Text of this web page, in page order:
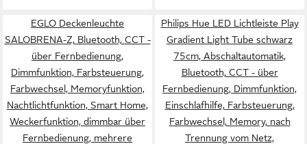
EGLO Deckenleuchte
SALOBRENA-Z, Bluetooth, CCT -
über Fernbedienung,
Dimmfunktion, Farbsteuerung,
Farbwechsel, Memoryfunktion,
Nachtlichtfunktion, Smart Home,
Weckerfunktion, dimmbar über
Fernbedienung, mehrere
Philips Hue LED Lichtleiste Play
Gradient Light Tube schwarz
75cm, Abschaltautomatik,
Bluetooth, CCT - über
Fernbedienung, Dimmfunktion,
Einschlafhilfe, Farbsteuerung,
Farbwechsel, Memory, nach
Trennung vom Netz,